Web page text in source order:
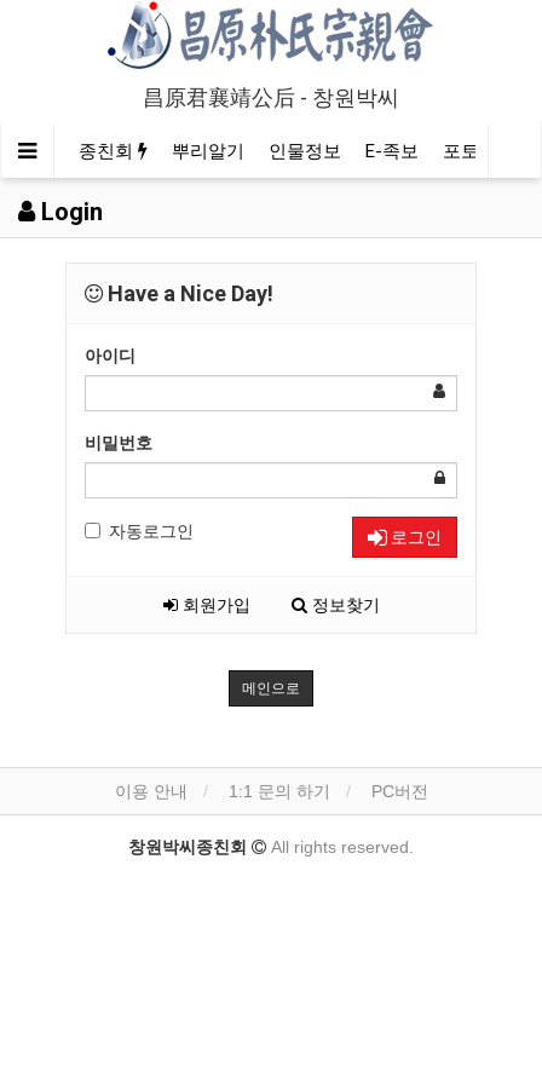
昌原君襄靖公后 - 창원박씨
종친회 뿌리알기 인물정보 E-족보 포토/영상
Login
Have a Nice Day!
아이디
비밀번호
자동로그인 로그인
회원가입 정보찾기
메인으로
이용 안내 1:1 문의 하기 PC버전
창원박씨종친회 All rights reserved.